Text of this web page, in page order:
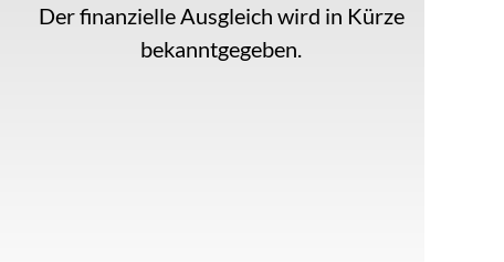
Der finanzielle Ausgleich wird in Kürze
bekanntgegeben.